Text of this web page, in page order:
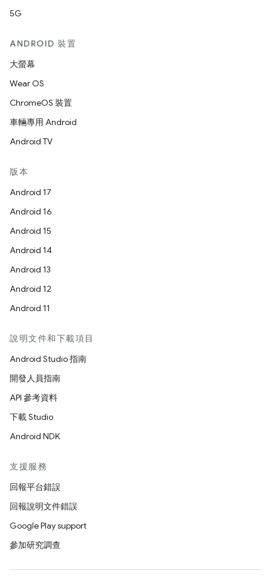
5G
ANDROID 裝置
大螢幕
Wear OS
ChromeOS 裝置
車輛專用 Android
Android TV
版本
Android 17
Android 16
Android 15
Android 14
Android 13
Android 12
Android 11
說明文件和下載項目
Android Studio 指南
開發人員指南
API 參考資料
下載 Studio
Android NDK
支援服務
回報平台錯誤
回報說明文件錯誤
Google Play support
參加研究調查